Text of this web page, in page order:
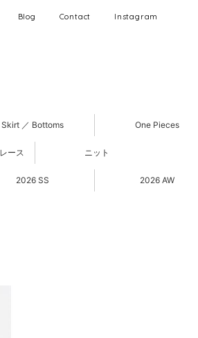
Blog Contact Instagram
Skirt ／ Bottoms One Pieces
ース ニット
2026 SS 2026 AW